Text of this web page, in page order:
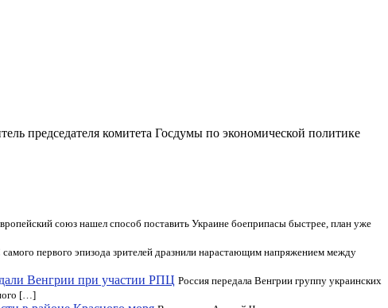
председателя комитета Госдумы по экономической политике
союз нашел способ поставить Украине боеприпасы быстрее, план уже
первого эпизода зрителей дразнили нарастающим напряжением между
Венгрии при участии РПЦ Россия передала Венгрии группу украинских
[…]